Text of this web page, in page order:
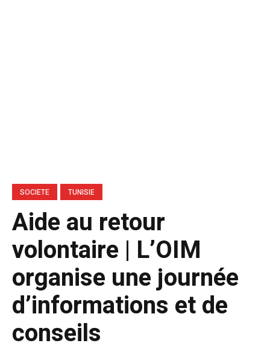
SOCIETE TUNISIE
Aide au retour
volontaire | L’OIM
organise une journée
d’informations et de
conseils